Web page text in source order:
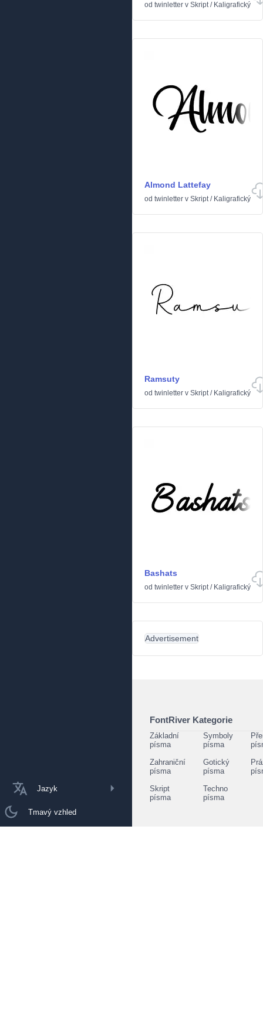
Jazyk
Tmavý vzhled
od twinletter v Skript/ Kaligrafický
Almond Lattefay
od twinletter v Skript/ Kaligrafický
Ramsuty
od twinletter v Skript/ Kaligrafický
Bashats
od twinletter v Skript/ Kaligrafický
Advertisement
FontRiver Kategorie
Základní
písma
Symboly
písma
Zahraniční
písma
Gotický
písma
Skript
písma
Techno
písma